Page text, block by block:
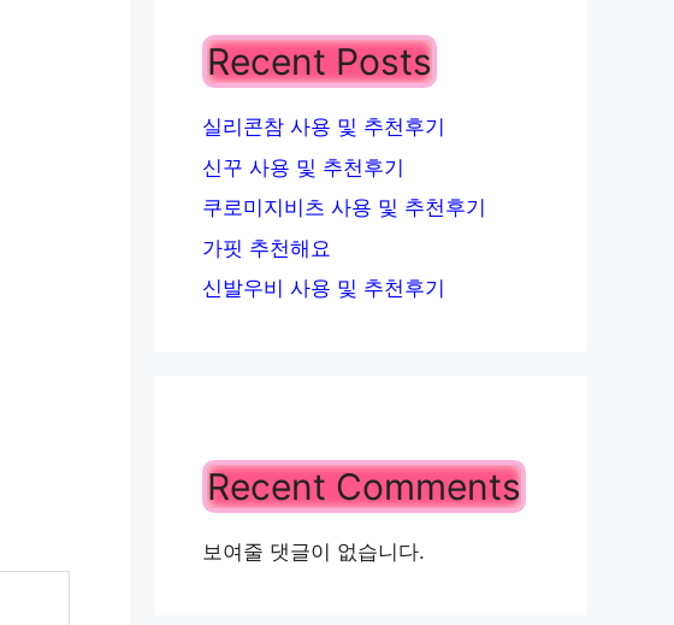
Recent Posts
실리콘참 사용 및 추천후기
신꾸 사용 및 추천후기
쿠로미지비츠 사용 및 추천후기
가핏 추천해요
신발우비 사용 및 추천후기
Recent Comments
보여줄 댓글이 없습니다.